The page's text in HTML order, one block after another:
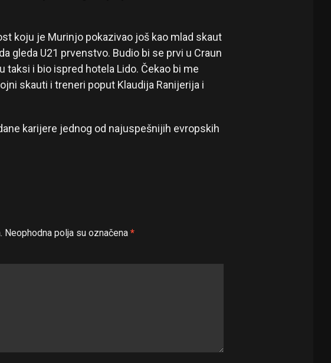
koju je Murinjo pokazivao još kao mlad skaut
gleda U21 prvenstvo. Budio bi se prvi u Craun
taksi i bio ispred hotela Lido. Čekao bi me
skauti i treneri poput Klaudija Ranijerija i
karijere jednog od najuspešnijih evropskih
Neophodna polja su označena *